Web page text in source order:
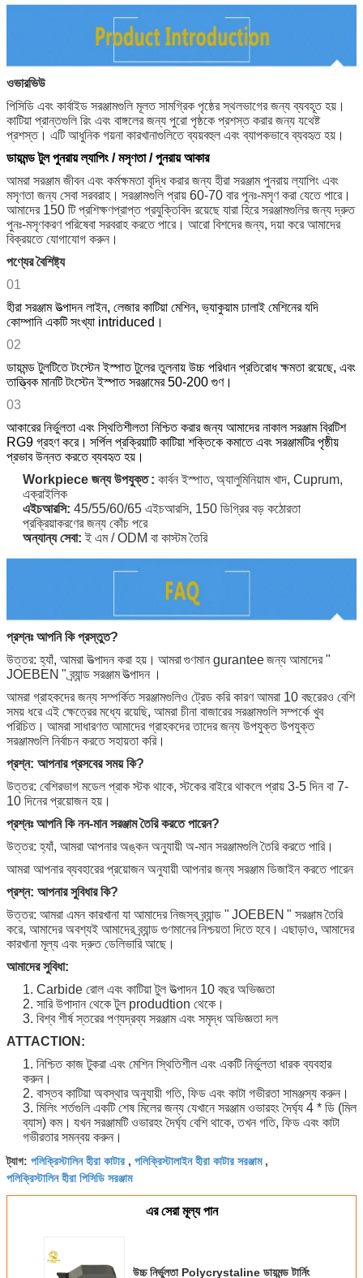
ওভারভিউ
পিসিডি এবং কার্বাইড সরঞ্জামগুলি মূলত সামগ্রিক পৃষ্ঠের স্থলভাগের জন্য ব্যবহূত হয়।
কাটিয়া প্রান্তগুলি রিং এবং বাঙ্গলের জন্য পুরো পৃষ্ঠকে প্রশস্ত করার জন্য যথেষ্ট
প্রশস্ত। এটি আধুনিক গয়না কারখানাগুলিতে ব্যয়বহুল এবং ব্যাপকভাবে ব্যবহৃত হয়।
ডায়মন্ড টুল পুনরায় ল্যাপিং / মসৃণতা / পুনরায় আকার
আমরা সরঞ্জাম জীবন এবং কর্মক্ষমতা বৃদ্ধি করার জন্য হীরা সরঞ্জাম পুনরায় ল্যাপিং এবং
মসৃণতা জন্য সেবা সরবরাহ। সরঞ্জামগুলি প্রায় 60-70 বার পুনঃ-মসৃণ করা যেতে পারে।
আমাদের 150 টি প্রশিক্ষণপ্রাপ্ত প্রযুক্তিবিদ রয়েছে যারা হিরে সরঞ্জামগুলির জন্য দ্রুত
পুনঃ-মসৃণকরণ পরিষেবা সরবরাহ করতে পারে। আরো বিশদের জন্য, দয়া করে আমাদের
বিক্রয়তে যোগাযোগ করুন।
পণ্যের বৈশিষ্ট্য
01
হীরা সরঞ্জাম উত্পাদন লাইন, লেজার কাটিয়া মেশিন, ভ্যাকুয়াম ঢালাই মেশিনের যদি
কোম্পানি একটি সংখ্যা intriduced।
02
ডায়মন্ড টুলটিতে টংস্টেন ইস্পাত টুলের তুলনায় উচ্চ পরিধান প্রতিরোধ ক্ষমতা রয়েছে, এবং
তাত্ত্বিক মানটি টংস্টেন ইস্পাত সরঞ্জামের 50-200 গুণ।
03
আকারের নির্ভুলতা এবং স্থিতিশীলতা নিশ্চিত করার জন্য আমাদের নাকাল সরঞ্জাম ব্রিটিশ
RG9 গ্রহণ করে। সর্পিল প্রক্রিয়াটি কাটিয়া শক্তিকে কমাতে এবং সরঞ্জামটির পৃষ্ঠীয়
প্রভাব উন্নত করতে ব্যবহৃত হয়।
Workpiece জন্য উপযুক্ত : কার্বন ইস্পাত, অ্যালুমিনিয়াম খাদ, Cuprum,
এক্রাইলিক
এইচআরসি: 45/55/60/65 এইচআরসি, 150 ডিগ্রিরবড় কঠোরতা
প্রক্রিয়াকরণের জন্য কোঁচ পরে
অন্যান্য সেবা: ই এম / ODM বা কাস্টম তৈরি
প্রশ্নঃ আপনি কি প্রস্তুত?
উত্তর: হ্যাঁ, আমরা উত্পাদন করা হয়। আমরাগুণমান guranteeজন্য আমাদের "
JOEBEN " ব্র্যান্ড সরঞ্জামউত্পাদন ।
আমরা গ্রাহকদের জন্য সম্পর্কিত সরঞ্জামগুলিও ট্রেড করি কারণ আমরা 10 বছরেরও বেশি
সময় ধরে এই ক্ষেত্রের মধ্যে রয়েছি, আমরা চীনা বাজারের সরঞ্জামগুলি সম্পর্কে খুব
পরিচিত। আমরা সাধারণত আমাদের গ্রাহকদের তাদের জন্য উপযুক্ত উপযুক্ত
সরঞ্জামগুলি নির্বাচন করতে সহায়তা করি।
প্রশ্ন: আপনার প্রসবের সময় কি?
উত্তর: বেশিরভাগ মডেল প্রাক স্টক থাকে, স্টকের বাইরে থাকলে প্রায় 3-5 দিন বা 7-
10 দিনের প্রয়োজন হয়।
প্রশ্নঃ আপনি কি নন-মান সরঞ্জাম তৈরি করতে পারেন?
উত্তর: হ্যাঁ, আমরা আপনার অঙ্কন অনুযায়ী অ-মান সরঞ্জামগুলি তৈরি করতে পারি।
আমরা আপনার ব্যবহারের প্রয়োজন অনুযায়ী আপনার জন্য সরঞ্জাম ডিজাইন করতে পারেন
প্রশ্ন: আপনার সুবিধার কি?
উত্তর: আমরা এমন কারখানা যা আমাদের নিজস্ব ব্র্যান্ড " JOEBEN " সরঞ্জাম তৈরি
করে, আমাদের অবশ্যই আমাদের ব্র্যান্ড গুণমানেরনিশ্চয়তা দিতেহবে। এছাড়াও, আমাদের
কারখানা মূল্য এবং দ্রুত ডেলিভারি আছে।
আমাদের সুবিধা:
1. Carbide রোল এবং কাটিয়া টুল উত্পাদন 10 বছর অভিজ্ঞতা
2. সারি উপাদান থেকে টুল produdtion থেকে।
3. বিশ্ব শীর্ষ স্তরের পণ্যদ্রব্য সরঞ্জাম এবং সমৃদ্ধ অভিজ্ঞতা দল
ATTACTION:
1. নিশ্চিত কাজ টুকরা এবং মেশিন স্থিতিশীল এবং একটি নির্ভুলতা ধারক ব্যবহার
করুন।
2. বাস্তব কাটিয়া অবস্থার অনুযায়ী গতি, ফিড এবং কাটা গভীরতা সামঞ্জস্য করুন।
3. মিলিং শর্তগুলি একটি শেষ মিলের জন্য যেখানে সরঞ্জাম ওভারহং দৈর্ঘ্য 4 * ডি (মিল
ব্যাস) কম। যখন সরঞ্জামটি ওভারহং দৈর্ঘ্য বেশি থাকে, তখন গতি, ফিড এবং কাটা
গভীরতার সমন্বয় করুন।
ট্যাগ: পলিক্রিস্টালিন হীরা কাটার , পলিক্রিস্টালাইন হীরা কাটার সরঞ্জাম,
পলিক্রিস্টালিন হীরা পিসিডি সরঞ্জাম
এর সেরা মূল্য পান
উচ্চ নির্ভুলতা Polycrystaline ডায়মন্ড টার্নিং